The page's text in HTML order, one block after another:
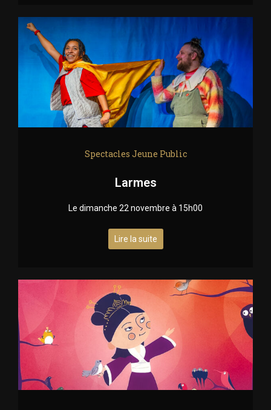
Spectacles Jeune Public
Larmes
Le dimanche 22 novembre à 15h00
Lire la suite